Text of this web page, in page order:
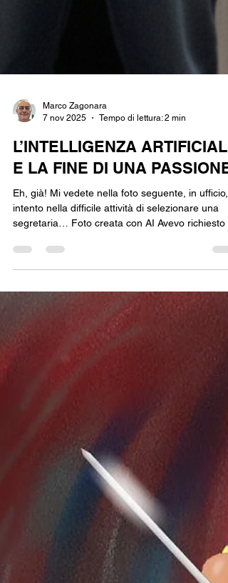
7 nov 2025
Tempo di lettura: 2 min
L’INTELLIGENZA ARTIFICIALE
E LA FINE DI UNA PASSIONE
Eh, già! Mi vedete nella foto seguente, in ufficio,
segretaria… Foto creata con AI Avevo richiesto
"alto profilo" e si sono presentate solo ragazze
alte due metri! 🤣🤣🤣 Peccato però che nessuna
delle ragazze che vedete con me sia mai esistita
nella realtà: l’intelligenza artificiale (AI) le ha